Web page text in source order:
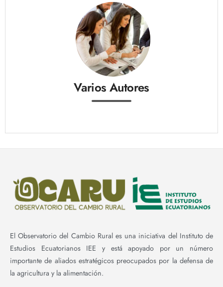
Varios Autores
El Observatorio del Cambio Rural es una iniciativa del Instituto de
Estudios Ecuatorianos IEE y está apoyado por un número
importante de aliados estratégicos preocupados por la defensa de
la agricultura y la alimentación.